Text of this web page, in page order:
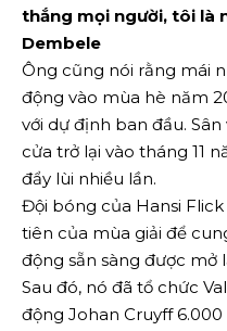
thắng mọi người, tôi là
Dembele
Ông cũng nói rằng mái
động vào mùa hè năm
với dự định ban đầu.
cửa trở lại vào tháng 11
đẩy lùi nhiều lần.
Đội bóng của Hansi
tiên của mùa giải để
động sẵn sàng được mở
Sau đó, nó đã tổ chức
động Johan Cruyff